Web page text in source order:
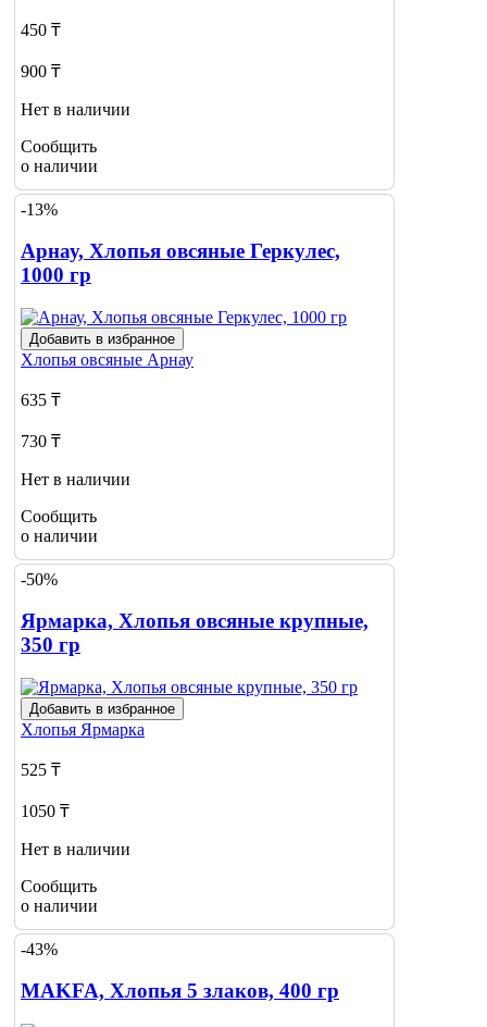
450 ₸
900 ₸
Нет в наличии
Сообщить
о наличии
-13%
Арнау, Хлопья овсяные Геркулес,
1000 гр
Добавить в избранное
Хлопья овсяные Арнау
635 ₸
730 ₸
Нет в наличии
Сообщить
о наличии
-50%
Ярмарка, Хлопья овсяные крупные,
350 гр
Добавить в избранное
Хлопья Ярмарка
525 ₸
1050 ₸
Нет в наличии
Сообщить
о наличии
-43%
MAKFA, Хлопья 5 злаков, 400 гр